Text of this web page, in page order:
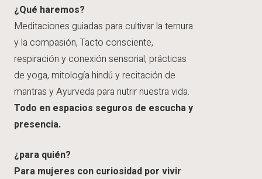
¿Qué haremos?
Meditaciones guiadas para cultivar la ternura
y la compasión, Tacto consciente,
respiración y conexión sensorial, prácticas
de yoga, mitología hindú y recitación de
mantras y Ayurveda para nutrir nuestra vida.
Todo en espacios seguros de escucha y
presencia.
¿para quién?
Para mujeres con curiosidad por vivir